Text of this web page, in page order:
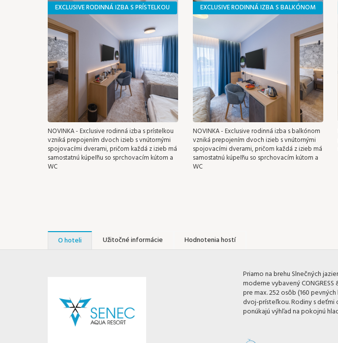
EXCLUSIVE RODINNÁ IZBA S PRÍSTELKOU
NOVINKA - Exclusive rodinná izba s prístelkou
vzniká prepojením dvoch izieb s vnútornými
spojovacími dverami, pričom každá z izieb má
samostatnú kúpeľňu so sprchovacím kútom a
WC
EXCLUSIVE RODINNÁ IZBA S BALKÓNOM
NOVINKA - Exclusive rodinná izba s balkónom
vzniká prepojením dvoch izieb s vnútornými
spojovacími dverami, pričom každá z izieb má
samostatnú kúpeľňu so sprchovacím kútom a
WC
O hoteli Užitočné informácie Hodnotenia hostí
Priamo na brehu Slnečných
moderne vybavený
pre max. 252 osôb (160
dvoj-prísteľkou. Rodiny s deťmi
ponúkajú výhľad na pokojnú